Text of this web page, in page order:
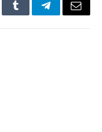
TumblrTelegramEmail